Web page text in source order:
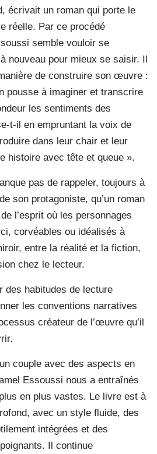
écrivait un roman qui porte le
réelle. Par ce procédé
semble vouloir se
nouveau pour mieux se saisir. Il
de construire son œuvre :
pousse à imaginer et transcrire
les sentiments des
t-il en empruntant la voix de
dans leur chair et leur
histoire avec tête et queue ».
pas de rappeler, toujours à
son protagoniste, qu’un roman
l’esprit où les personnages
corvéables ou idéalisés à
entre la réalité et la fiction,
chez le lecteur.
des habitudes de lecture
les conventions narratives
créateur de l’œuvre qu’il
couple avec des aspects en
Essoussi nous a entraînés
en plus vastes. Le livre est à
avec un style fluide, des
intégrées et des
Il continue